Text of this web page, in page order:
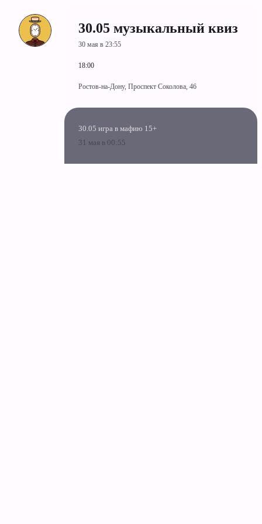
30.05 музыкальный квиз
30 мая в 23:55
18:00
Ростов-на-Дону, Проспект Соколова, 46
30.05 игра в мафию 15+
31 мая в 00:55